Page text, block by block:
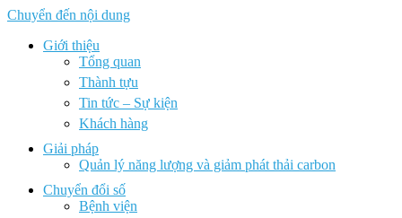
Chuyển đến nội dung
Giới thiệu
Tổng quan
Thành tựu
Tin tức – Sự kiện
Khách hàng
Giải pháp
Quản lý năng lượng và giảm phát thải carbon
Chuyển đổi số
Bệnh viện